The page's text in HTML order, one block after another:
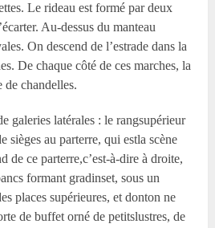
Le rideau est formé par deux
Au-dessus du manteau
On descend de l’estrade dans la
De chaque côté de ces marches, la
de chandelles.
galeries latérales : le rangsupérieur
sièges au parterre, qui estla scène
de ce parterre,c’est-à-dire à droite,
formant gradinset, sous un
places supérieures, et donton ne
de buffet orné de petitslustres, de